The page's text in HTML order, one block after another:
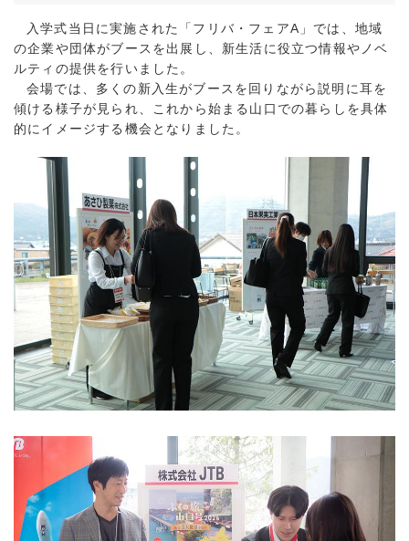
入学式当日に実施された「フリバ・フェアA」では、地域
の企業や団体がブースを出展し、新生活に役立つ情報やノベ
ルティの提供を行いました。
会場では、多くの新入生がブースを回りながら説明に耳を
傾ける様子が見られ、これから始まる山口での暮らしを具体
的にイメージする機会となりました。